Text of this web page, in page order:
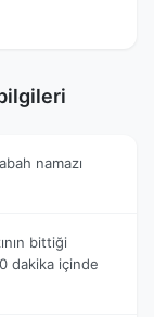
namazı
bittiği
dakika içinde